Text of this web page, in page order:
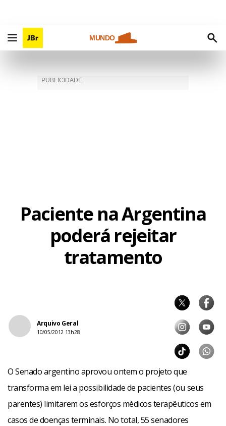
MUNDO
Paciente na Argentina
poderá rejeitar
tratamento
Arquivo Geral
10/05/2012 13h28
O Senado argentino aprovou ontem o projeto que
transforma em lei a possibilidade de pacientes (ou seus
parentes) limitarem os esforços médicos terapêuticos em
casos de doenças terminais. No total, 55 senadores